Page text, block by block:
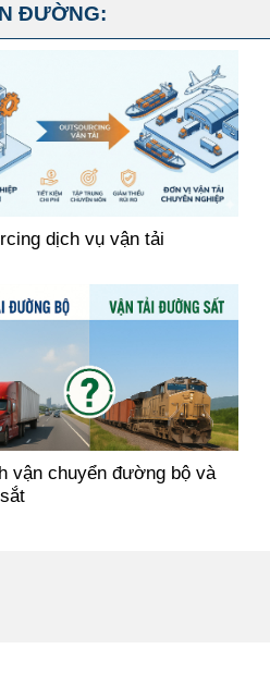
ĐƯỜNG:
dịch vụ vận tải
vận chuyển đường bộ và